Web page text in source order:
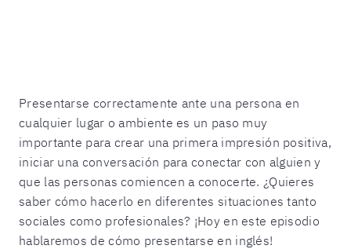
Presentarse correctamente ante una persona en
cualquier lugar o ambiente es un paso muy
importante para crear una primera impresión positiva,
iniciar una conversación para conectar con alguien y
que las personas comiencen a conocerte. ¿Quieres
saber cómo hacerlo en diferentes situaciones tanto
sociales como profesionales? ¡Hoy en este episodio
hablaremos de cómo presentarse en inglés!